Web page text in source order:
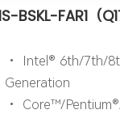
BSKL-FAR1（
• Intel® 6th/7th/
Generation
• Core™/